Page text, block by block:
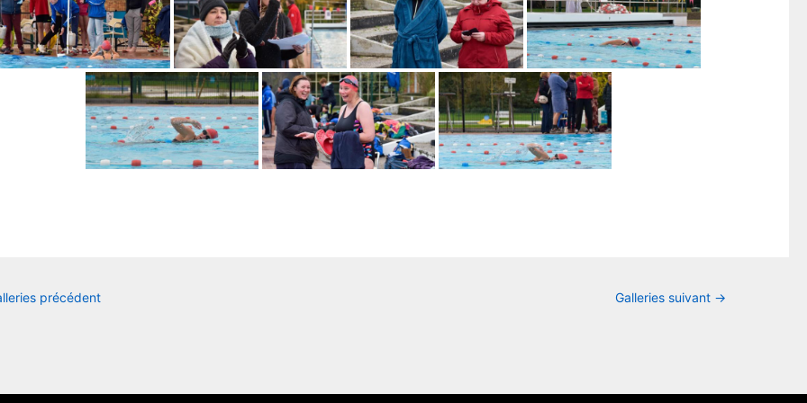
précédent Galleries suivant →